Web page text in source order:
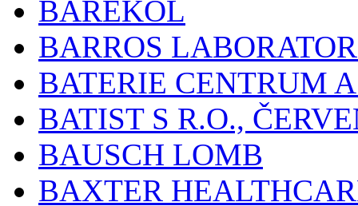
BAREKOL
BARROS
BATERIE CENTRUM
BATIST S R.O.,
BAUSCH LOMB
BAXTER